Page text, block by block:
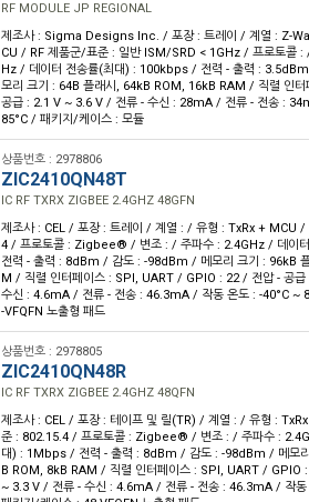
RF MODULE JP REGIONAL
제조사 : Sigma Designs Inc. / 포장 : 트레이 / 계열 : Z-
CU / RF 제품군/표준 : 일반 ISM/SRD < 1GHz / 프로토콜
Hz / 데이터 전송률(최대) : 100kbps / 전력 - 출력 :
모리 크기 : 64B 플래시, 64kB ROM, 16kB RAM / 직렬 인
공급 : 2.1 V ~ 3.6 V / 전류 - 수신 : 28mA / 전류 - 전송 :
85°C / 패키지/케이스 : 모듈
상품번호 : 2978806
ZIC2410QN48T
IC RF TXRX ZIGBEE 2.4GHZ 48GFN
제조사 : CEL / 포장 : 트레이 / 계열 : / 유형 : TxRx + MCU
4 / 프로토콜 : Zigbee® / 변조 : / 주파수 : 2.4GHz / 데이
전력 - 출력 : 8dBm / 감도 : -98dBm / 메모리 크기 : 96kB
M / 직렬 인터페이스 : SPI, UART / GPIO : 22 / 전압 - 공
수신 : 4.6mA / 전류 - 전송 : 46.3mA / 작동 온도 : -40°C ~
-VFQFN 노출형 패드
상품번호 : 2978805
ZIC2410QN48R
IC RF TXRX ZIGBEE 2.4GHZ 48QFN
제조사 : CEL / 포장 : 테이프 및 릴(TR) / 계열 : / 유형 :
준 : 802.15.4 / 프로토콜 : Zigbee® / 변조 : / 주파수 :
대) : 1Mbps / 전력 - 출력 : 8dBm / 감도 : -98dBm / 메모
B ROM, 8kB RAM / 직렬 인터페이스 : SPI, UART / GPIO
~ 3.3 V / 전류 - 수신 : 4.6mA / 전류 - 전송 : 46.3mA / 작동